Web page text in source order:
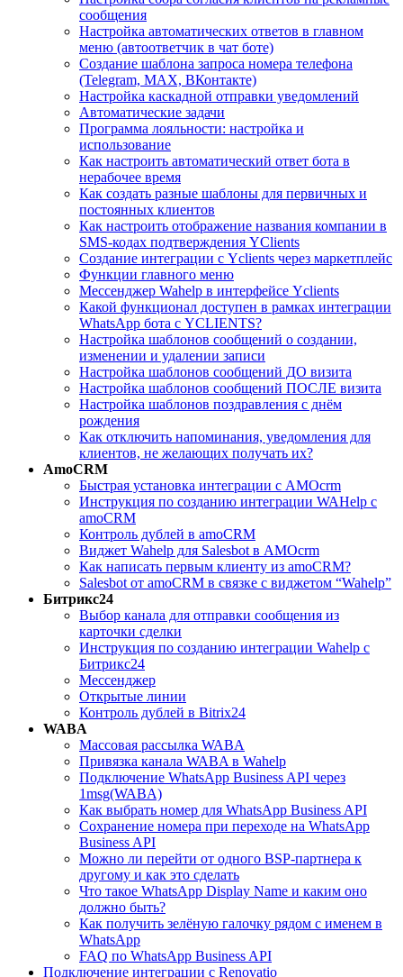
сообщения
Настройка автоматических ответов в главном
меню (автоответчик в чат боте)
Создание шаблона запроса номера телефона
(Telegram, MAX, ВКонтакте)
Настройка каскадной отправки уведомлений
Автоматические задачи
Программа лояльности: настройка и
использование
Как настроить автоматический ответ бота в
нерабочее время
Как создать разные шаблоны для первичных и
постоянных клиентов
Как настроить отображение названия компании в
SMS-кодах подтверждения YClients
Создание интеграции с Yclients через маркетплейс
Функции главного меню
Мессенджер Wahelp в интерфейсе Yclients
Какой функционал доступен в рамках интеграции
WhatsApp бота с YCLIENTS?
Настройка шаблонов сообщений о создании,
изменении и удалении записи
Настройка шаблонов сообщений ДО визита
Настройка шаблонов сообщений ПОСЛЕ визита
Настройка шаблонов поздравления с днём
рождения
Как отключить напоминания, уведомления для
клиентов, не желающих получать их?
AmoCRM
Быстрая установка интеграции с АМОcrm
Инструкция по созданию интеграции WAHelp c
amoCRM
Контроль дублей в amoCRM
Виджет Wahelp для Salesbot в AMOcrm
Как написать первым клиенту из amoCRM?
Salesbot от amoCRM в связке с виджетом “Wahelp”
Битрикс24
Выбор канала для отправки сообщения из
карточки сделки
Инструкция по созданию интеграции Wahelp c
Битрикс24
Мессенджер
Открытые линии
Контроль дублей в Bitrix24
WABA
Массовая рассылка WABA
Привязка канала WABA в Wahelp
Подключение WhatsApp Business API через
1msg(WABA)
Как выбрать номер для WhatsApp Business API
Сохранение номера при переходе на WhatsApp
Business API
Можно ли перейти от одного BSP-партнера к
другому и как это сделать
Что такое WhatsApp Display Name и каким оно
должно быть?
Как получить зелёную галочку рядом с именем в
WhatsApp
FAQ по WhatsApp Business API
Подключение интеграции с Renovatio